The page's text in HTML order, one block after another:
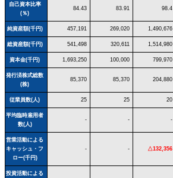
自己資本比率
(％)
84.43 83.91 98.4
純資産額(千円) 457,191 269,020 1,490,676
総資産額(千円) 541,498 320,611 1,514,980
資本金(千円) 1,693,250 100,000 799,970
発行済株式総数
(株)
85,370 85,370 204,880
従業員数(人) 25 25 20
平均臨時雇用者
数(人)
- - -
営業活動による
キャッシュ・フ
ロー(千円)
- - △132,356
投資活動による